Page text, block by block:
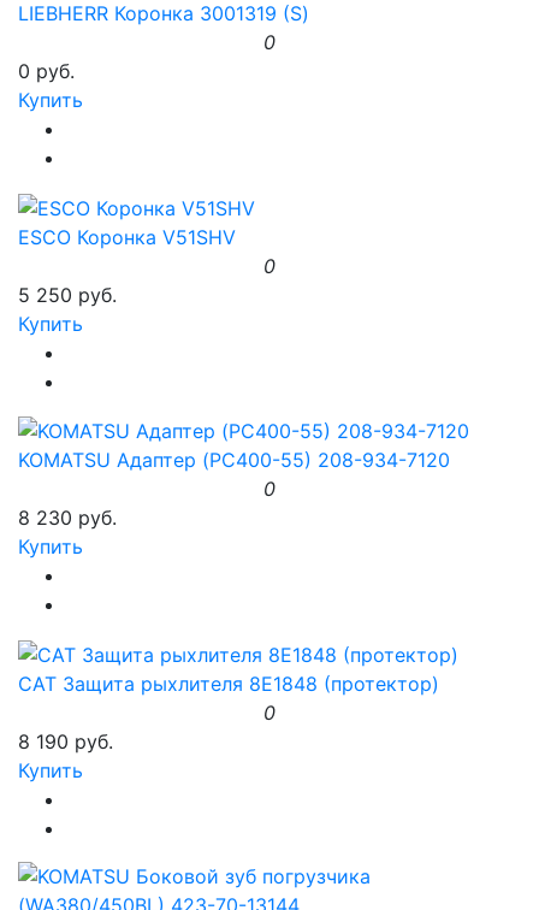
LIEBHERR Коронка 3001319 (S)
0
0 руб.
Купить
ESCO Коронка V51SHV
0
5 250 руб.
Купить
KOMATSU Адаптер (PC400-55) 208-934-7120
0
8 230 руб.
Купить
CAT Защита рыхлителя 8E1848 (протектор)
0
8 190 руб.
Купить